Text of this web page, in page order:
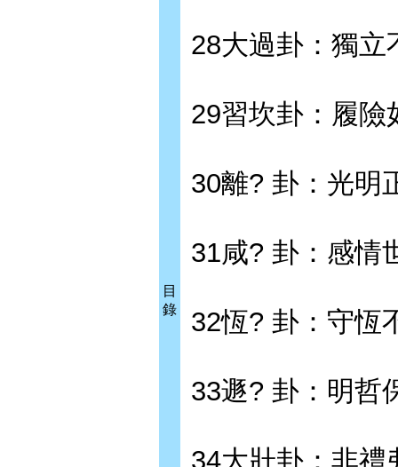
目
錄
28大過卦：獨立
29習坎卦：履險
30離? 卦：光明
31咸? 卦：感情
32恆? 卦：守恆
33遯? 卦：明哲
34大壯卦：非禮